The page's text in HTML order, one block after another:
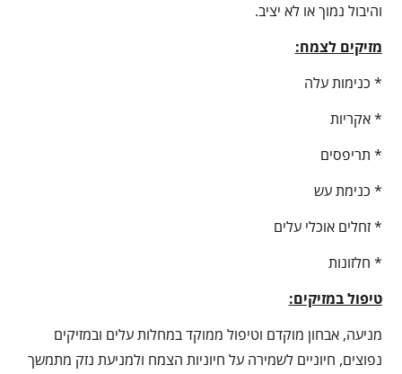
והיבול נמוך או לא יציב.
מזיקים לצמח:
* כנימות עלה
* אקריות
* תריפסים
* כנימת עש
* זחלים אוכלי עלים
* חלזונות
טיפול במזיקים:
מניעה, אבחון מוקדם וטיפול ממוקד במחלות עלים ובמזיקים
נפוצים, חיוניים לשמירה על חיוניות הצמח ולמניעת נזק מתמשך